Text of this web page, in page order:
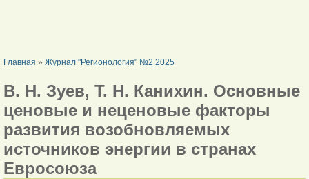
ВЫ ЗДЕСЬ
Главная » Журнал "Регионология" №2 2025
В. Н. Зуев, Т. Н. Канихин. Основные
ценовые и неценовые факторы
развития возобновляемых
источников энергии в странах
Евросоюза